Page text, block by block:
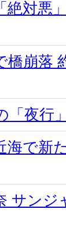
絶対悪
橋崩落
「夜行
海で新
サンジ